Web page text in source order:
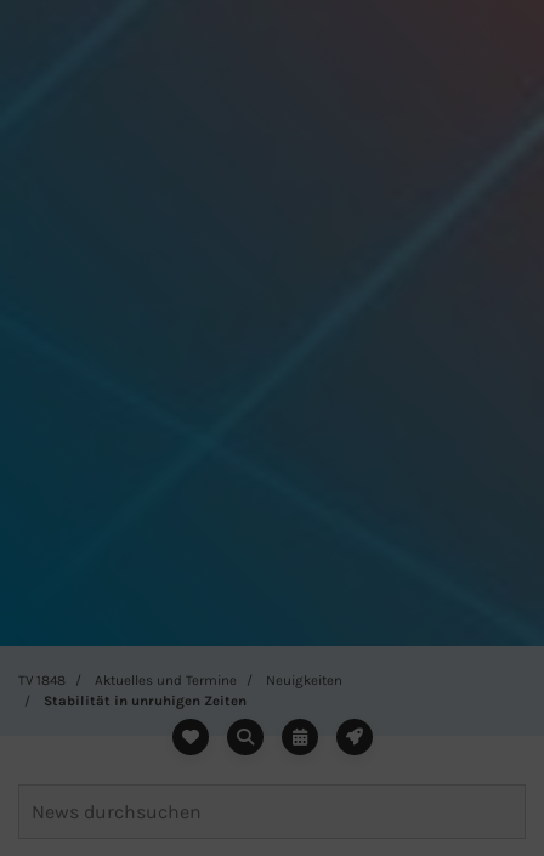
TV 1848 Aktuelles und Termine
Neuigkeiten
Stabilität in unruhigen Zeiten